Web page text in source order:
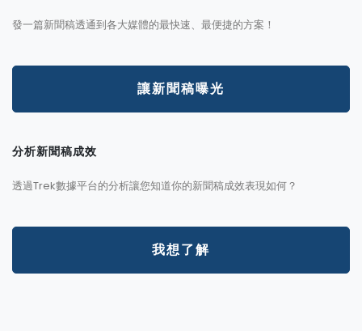
發一篇新聞稿透通到各大媒體的最快速、最便捷的方案！
讓新聞稿曝光
分析新聞稿成效
透過Trek數據平台的分析讓您知道你的新聞稿成效表現如何？
我想了解